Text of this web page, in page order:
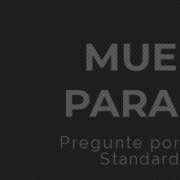
Pregunte